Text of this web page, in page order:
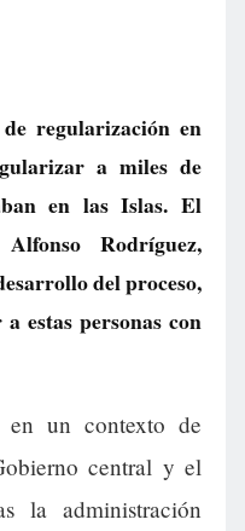
regularización en
a miles de
en las Islas. El
Rodríguez,
del proceso,
estas personas con
en un contexto de
central y el
la administración